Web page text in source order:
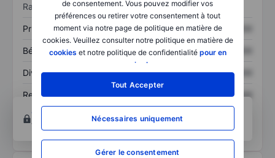
de consentement. Vous pouvez modifier vos
préférences ou retirer votre consentement à tout
moment via notre page de politique en matière de
cookies. Veuillez consulter notre politique en matière de
cookies et notre politique de confidentialité pour en
savoir plus
Tout Accepter
Nécessaires uniquement
Gérer le consentement
Ratios
Prix / ventes XXXXXXX XXXXXXX
Bénéfice par action XXXXXXX XXXXXXX
Dividende par action XXXXXXX XXXXXXX
Rendement des
capitaux propres
XXXXXXX
XXXXXXX
Ouvrir un compte
techniques et d’analyse.